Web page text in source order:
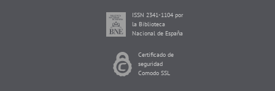
ISSN 2341-1104 por
la Biblioteca
Nacional de España
Certificado de
seguridad
Comodo SSL